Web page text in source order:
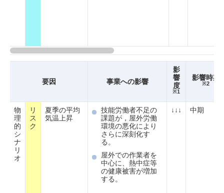
要因 事業への影響
影
響
度
※1
影響時期
※2
物
理
的
シ
ナ
リ
オ
リ
ス
ク
夏季の平均
気温上昇
技能労働者不足の
課題が，屋外労働
環境の悪化により
さらに深刻化す
る。
屋外での作業者を
中心に、熱中症等
の健康被害が増加
する。
↓↓↓ 中期